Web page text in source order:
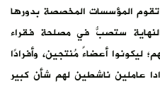
تقوم المؤسسات المخصصة بدورها
ستصبُّ في مصلحة فقراء
ليكونوا أعضاءً مُنتجين، وأفرادًا
عاملين ناشطين لهم شأن كبير